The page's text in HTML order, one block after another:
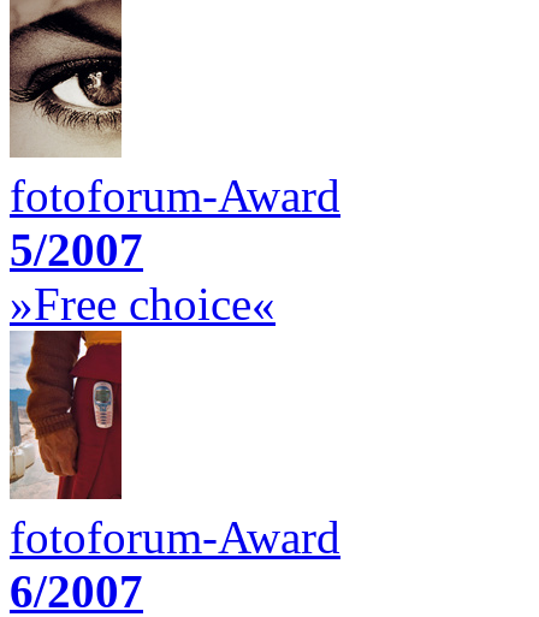
fotoforum-Award
5/2007
»Free choice«
fotoforum-Award
6/2007